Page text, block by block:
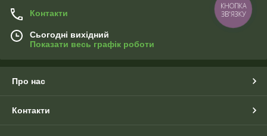
Контакти
Сьогодні вихідний
Показати весь графік роботи
Про нас
Контакти
КНОПКА
ЗВ'ЯЗКУ